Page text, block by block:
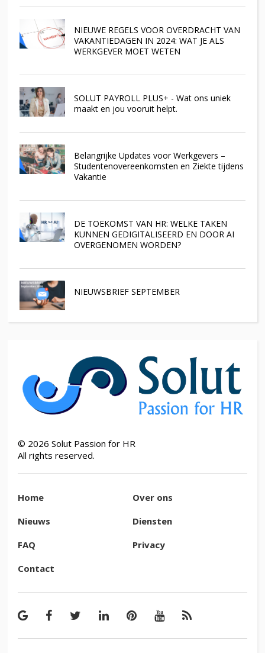
NIEUWE REGELS VOOR OVERDRACHT VAN
VAKANTIEDAGEN IN 2024: WAT JE ALS
WERKGEVER MOET WETEN
SOLUT PAYROLL PLUS+ - Wat ons uniek
maakt en jou vooruit helpt.
Belangrijke Updates voor Werkgevers –
Studentenovereenkomsten en Ziekte tijdens
Vakantie
DE TOEKOMST VAN HR: WELKE TAKEN
KUNNEN GEDIGITALISEERD EN DOOR AI
OVERGENOMEN WORDEN?
NIEUWSBRIEF SEPTEMBER
© 2026 Solut Passion for HR
All rights reserved.
Home
Over ons
Nieuws
Diensten
FAQ
Privacy
Contact